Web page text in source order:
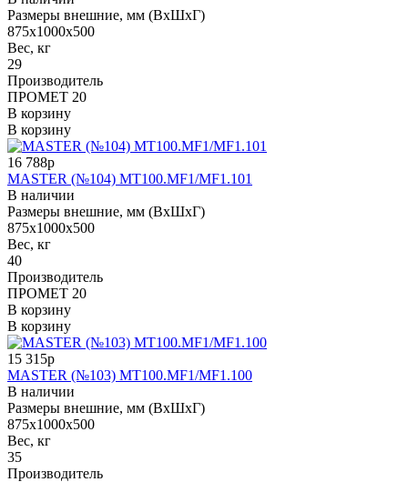
Размеры внешние, мм (ВхШхГ)
875x1000x500
Вес, кг
29
Производитель
ПРОМЕТ 20
В корзину
В корзину
16 788р
MASTER (№104) MT100.MF1/MF1.101
В наличии
Размеры внешние, мм (ВхШхГ)
875x1000x500
Вес, кг
40
Производитель
ПРОМЕТ 20
В корзину
В корзину
15 315р
MASTER (№103) MT100.MF1/MF1.100
В наличии
Размеры внешние, мм (ВхШхГ)
875x1000x500
Вес, кг
35
Производитель